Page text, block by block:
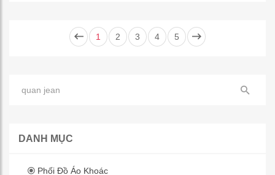
1 2 3 4 5
DANH MỤC
Phối Đồ Áo Khoác